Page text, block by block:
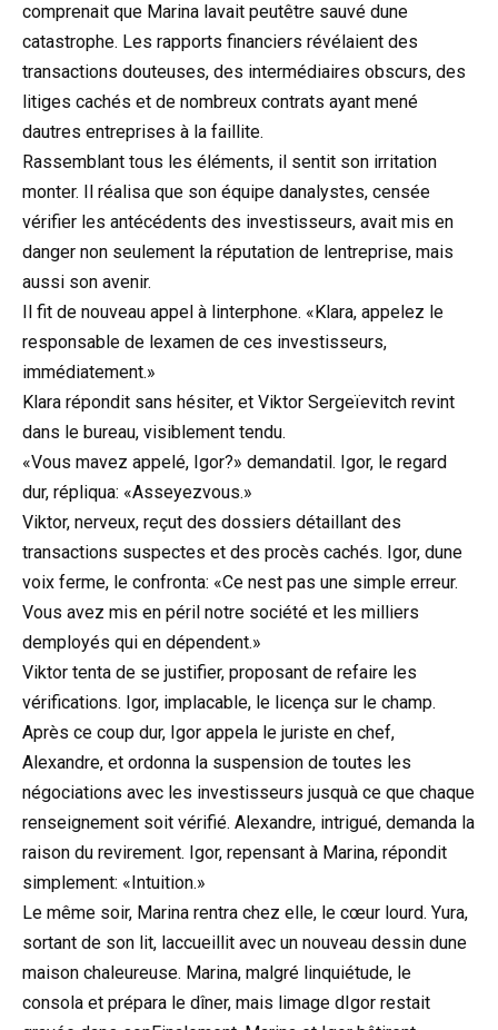
comprenait que Marina lavait peutêtre sauvé dune
catastrophe. Les rapports financiers révélaient des
transactions douteuses, des intermédiaires obscurs, des
litiges cachés et de nombreux contrats ayant mené
dautres entreprises à la faillite.
Rassemblant tous les éléments, il sentit son irritation
monter. Il réalisa que son équipe danalystes, censée
vérifier les antécédents des investisseurs, avait mis en
danger non seulement la réputation de lentreprise, mais
aussi son avenir.
Il fit de nouveau appel à linterphone. «Klara, appelez le
responsable de lexamen de ces investisseurs,
immédiatement.»
Klara répondit sans hésiter, et Viktor Sergeïevitch revint
dans le bureau, visiblement tendu.
«Vous mavez appelé, Igor?» demandatil. Igor, le regard
dur, répliqua: «Asseyezvous.»
Viktor, nerveux, reçut des dossiers détaillant des
transactions suspectes et des procès cachés. Igor, dune
voix ferme, le confronta: «Ce nest pas une simple erreur.
Vous avez mis en péril notre société et les milliers
demployés qui en dépendent.»
Viktor tenta de se justifier, proposant de refaire les
vérifications. Igor, implacable, le licença sur le champ.
Après ce coup dur, Igor appela le juriste en chef,
Alexandre, et ordonna la suspension de toutes les
négociations avec les investisseurs jusquà ce que chaque
renseignement soit vérifié. Alexandre, intrigué, demanda la
raison du revirement. Igor, repensant à Marina, répondit
simplement: «Intuition.»
Le même soir, Marina rentra chez elle, le cœur lourd. Yura,
sortant de son lit, laccueillit avec un nouveau dessin dune
maison chaleureuse. Marina, malgré linquiétude, le
consola et prépara le dîner, mais limage dIgor restait